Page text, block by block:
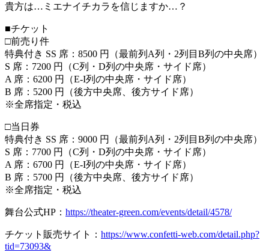
貴方は…ミエナイチカラを信じますか…？
■チケット
□前売り件
特典付き SS 席：8500 円（最前列A列・2列目B列の中央席）
S 席：7200 円（C列・D列の中央席・サイド席）
A 席：6200 円（E-I列の中央席・サイド席）
B 席：5200 円（後方中央席、後方サイド席）
※全席指定・税込
□当日券
特典付き SS 席：9000 円（最前列A列・2列目B列の中央席）
S 席：7700 円（C列・D列の中央席・サイド席）
A 席：6700 円（E-I列の中央席・サイド席）
B 席：5700 円（後方中央席、後方サイド席）
※全席指定・税込
舞台公式HP： https://theater-green.com/events/detail/4578/
チケット販売サイト： https://www.confetti-web.com/detail.php?
tid=73093&